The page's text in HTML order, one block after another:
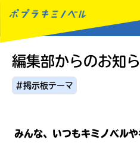
編集部からのお知
#掲示板テーマ
みんな、いつもキミノベル